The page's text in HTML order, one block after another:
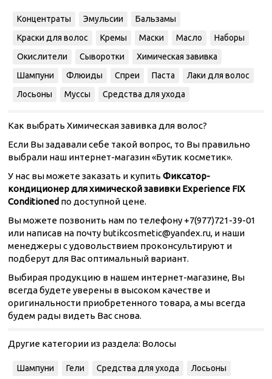
Концентраты Эмульсии
Бальзамы
Краски для волос
Кремы Маски Масло
Наборы
Окислители
Сыворотки
Химическая завивка
Шампуни
Флюиды Спреи Паста
Лаки для волос
Лосьоны
Муссы Средства для ухода
Как выбрать Химическая завивка для волос?
Если Вы задавали себе такой вопрос, то Вы правильно
выбрали наш интернет-магазин «Бутик косметик».
У нас вы можете заказать и купить Фиксатор-
кондиционер для химической завивки Experience FIX
Conditioned по доступной цене.
Вы можете позвонить нам по телефону +7(977)721-39-01
или написав на почту butikcosmetic@yandex.ru, и наши
менеджеры с удовольствием проконсультируют и
подберут для Вас оптимальный вариант.
Выбирая продукцию в нашем интернет-магазине, Вы
всегда будете уверены в высоком качестве и
оригинальности приобретенного товара, а мы всегда
будем рады видеть Вас снова.
Другие категории из раздела: Волосы
Шампуни Гели Средства для ухода
Лосьоны